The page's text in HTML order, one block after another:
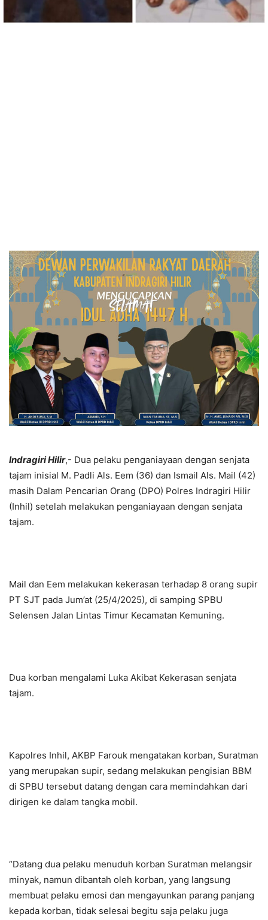
Indragiri Hilir,- Dua pelaku penganiayaan dengan senjata
tajam inisial M. Padli Als. Eem (36) dan Ismail Als. Mail (42)
masih Dalam Pencarian Orang (DPO) Polres Indragiri Hilir
(Inhil) setelah melakukan penganiayaan dengan senjata
tajam.
Mail dan Eem melakukan kekerasan terhadap 8 orang supir
PT SJT pada Jum’at (25/4/2025), di samping SPBU
Selensen Jalan Lintas Timur Kecamatan Kemuning.
Dua korban mengalami Luka Akibat Kekerasan senjata
tajam.
Kapolres Inhil, AKBP Farouk mengatakan korban, Suratman
yang merupakan supir, sedang melakukan pengisian BBM
di SPBU tersebut datang dengan cara memindahkan dari
dirigen ke dalam tangka mobil.
“Datang dua pelaku menuduh korban Suratman melangsir
minyak, namun dibantah oleh korban, yang langsung
membuat pelaku emosi dan mengayunkan parang panjang
kepada korban, tidak selesai begitu saja pelaku juga